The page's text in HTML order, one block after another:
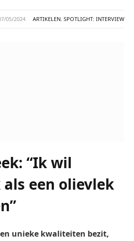
05/2024 ARTIKELEN, SPOTLIGHT: INTERVIEW
“Ik wil
een olievlek
unieke kwaliteiten bezit,